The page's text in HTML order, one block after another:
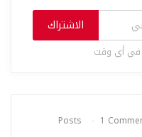
الاشتراك
في أي وقت
1